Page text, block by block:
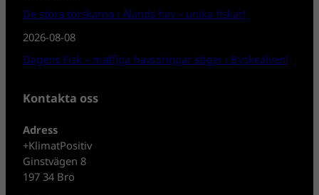
De stora torskarna i Ålands hav – unika fiskar!
2026-08-08
Dagens Fisk – maffiga havsöringar stiger i Byskeälven!
Kontakta oss
Adress
+KlimatPositiv
Ginstvägen 8
197 34 Bro